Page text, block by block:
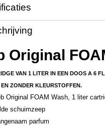
Original
VAN 1 LITER IN EEN DOOS A 6
EN ZONDER KLEURSTOFFEN.
Original FOAM Wash, 1 liter
schuimzeep
parfum